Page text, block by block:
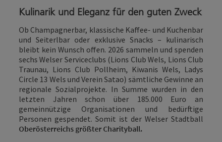
Kulinarik und Eleganz für den guten Zweck
Ob Champagnerbar, klassische Kaffee- und Kuchenbar
und Seiterlbar oder exklusive Snacks – kulinarisch
bleibt kein Wunsch offen. 2026 sammeln und spenden
sechs Welser Serviceclubs (Lions Club Wels, Lions Club
Traunau, Lions Club Pollheim, Kiwanis Wels, Ladys
Circle 13 Wels und Verein Satao) sämtliche Gewinne an
regionale Sozialprojekte. In Summe wurden in den
letzten Jahren schon über 185.000 Euro an
gemeinnützige Organisationen und bedürftige
Personen gespendet. Somit ist der Welser Stadtball
Oberösterreichs größter Charityball.